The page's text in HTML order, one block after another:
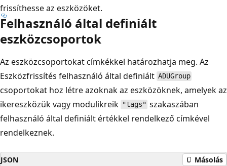
frissíthesse az eszközöket.
Felhasználó által definiált
eszközcsoportok
Az eszközcsoportokat címkékkel határozhatja meg. Az
Eszközfrissítés felhasználó által definiált ADUGroup
csoportokat hoz létre azoknak az eszközöknek, amelyek az
ikereszközük vagy modulikreik "tags" szakaszában
felhasználó által definiált értékkel rendelkező címkével
rendelkeznek.
JSON Másolás